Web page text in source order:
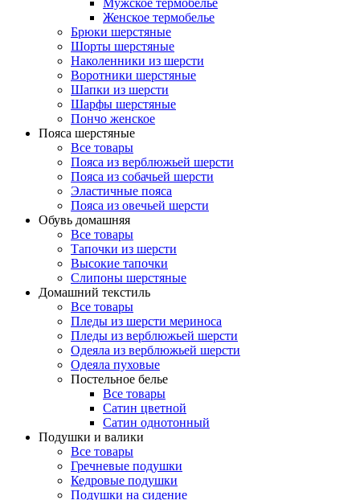
Мужское термобелье
Женское термобелье
Брюки шерстяные
Шорты шерстяные
Наколенники из шерсти
Воротники шерстяные
Шапки из шерсти
Шарфы шерстяные
Пончо женское
Пояса шерстяные
Все товары
Пояса из верблюжьей шерсти
Пояса из собачьей шерсти
Эластичные пояса
Пояса из овечьей шерсти
Обувь домашняя
Все товары
Тапочки из шерсти
Высокие тапочки
Слипоны шерстяные
Домашний текстиль
Все товары
Пледы из шерсти мериноса
Пледы из верблюжьей шерсти
Одеяла из верблюжьей шерсти
Одеяла пуховые
Постельное белье
Все товары
Сатин цветной
Сатин однотонный
Подушки и валики
Все товары
Гречневые подушки
Кедровые подушки
Подушки на сидение